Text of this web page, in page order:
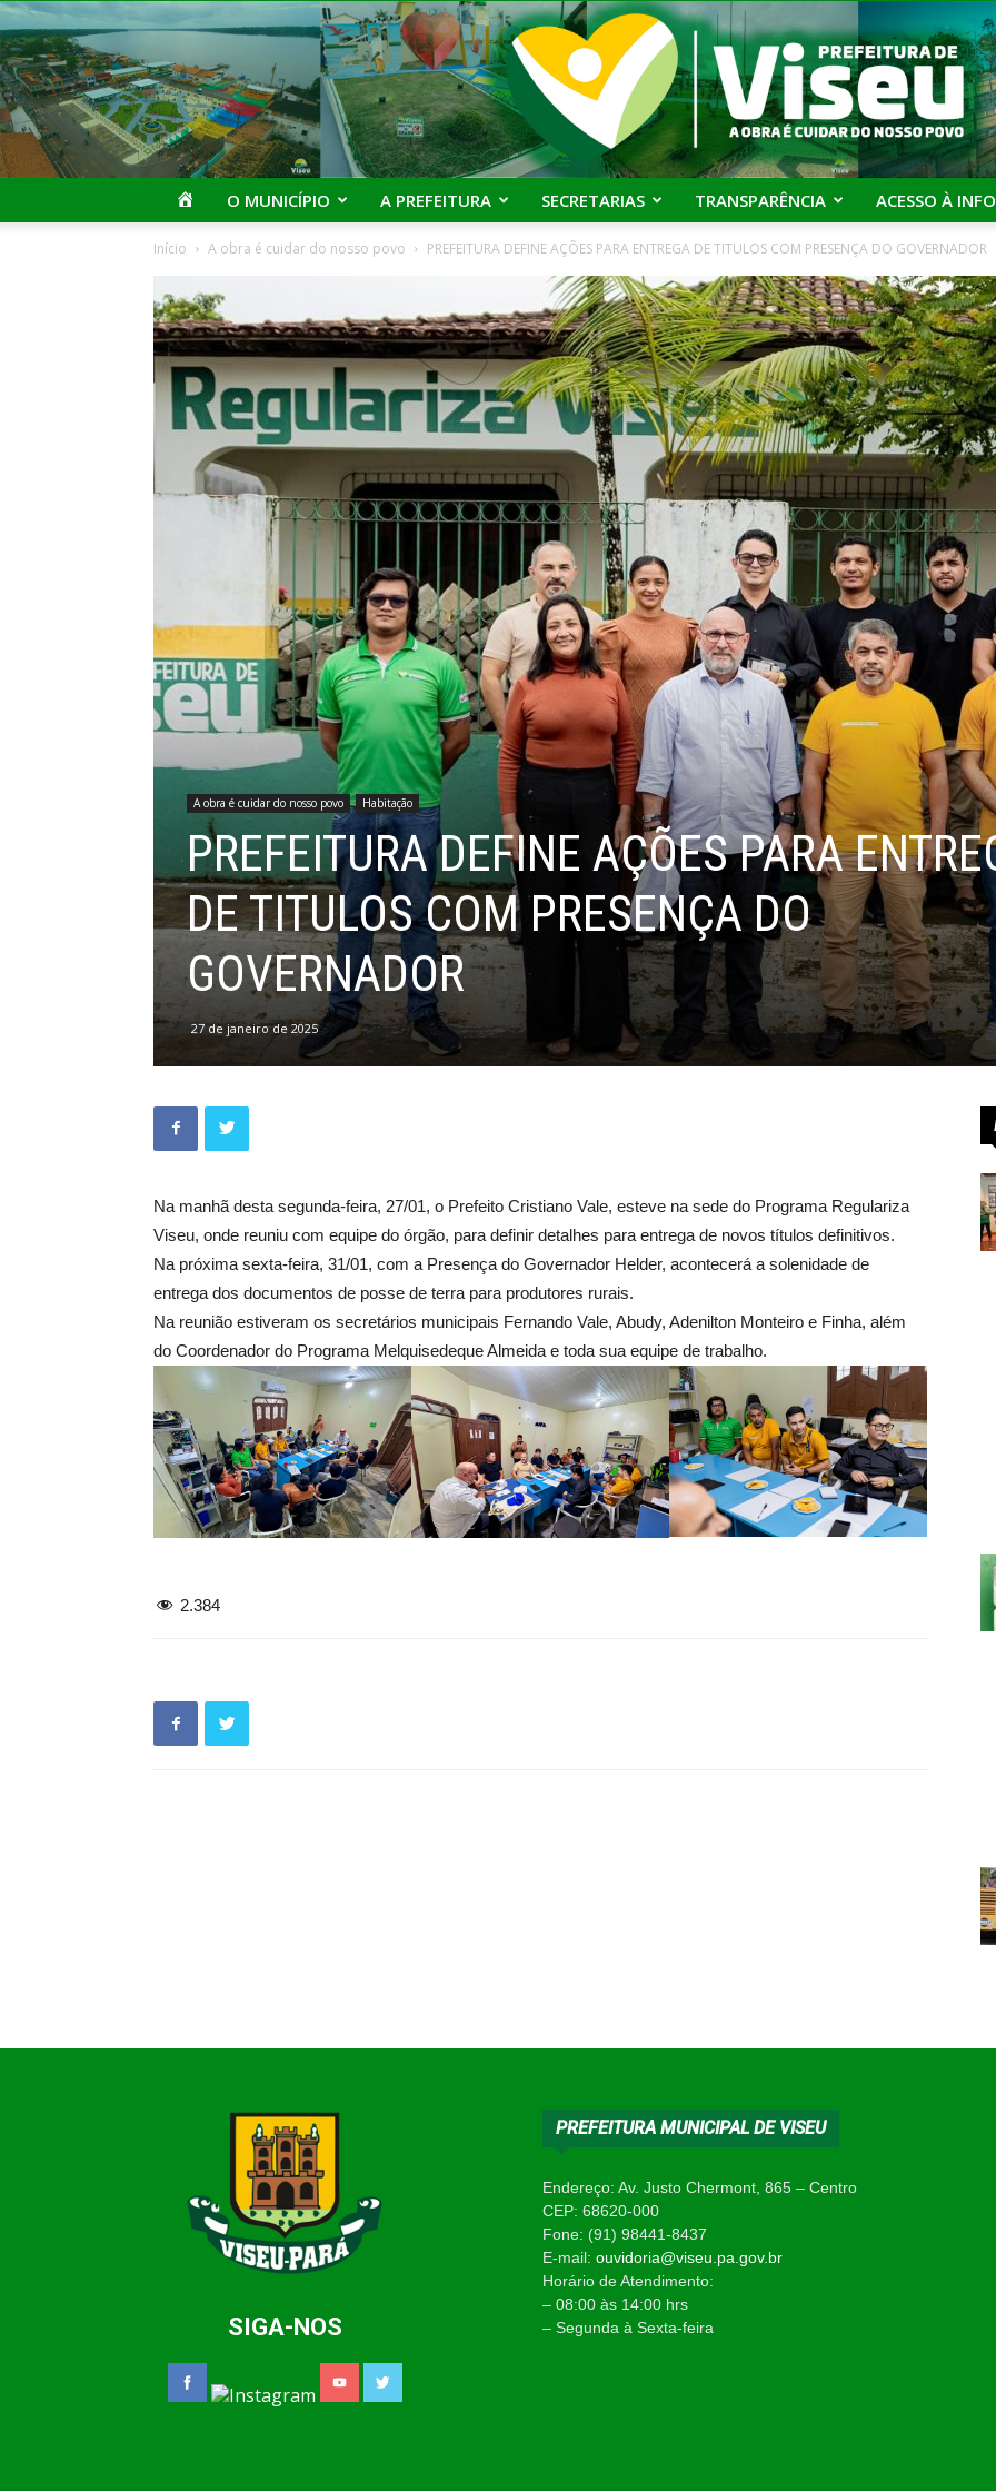
Prefeitura
de
Viseu
O MUNICÍPIO A PREFEITURA SECRETARIAS TRANSPARÊNCIA ACESSO À
Início A obra é cuidar do nosso povo PREFEITURA DEFINE AÇÕES PARA ENTREGA DE TITULOS COM PRESENÇA DO GOVERNADOR
A obra é cuidar do nosso povo Habitação
PREFEITURA DEFINE AÇÕES PARA
DE TITULOS COM PRESENÇA DO
GOVERNADOR
27 de janeiro de 2025
Na manhã desta segunda-feira, 27/01, o Prefeito Cristiano Vale, esteve na sede do Programa Regulariza
Viseu, onde reuniu com equipe do órgão, para definir detalhes para entrega de novos títulos definitivos.
Na próxima sexta-feira, 31/01, com a Presença do Governador Helder, acontecerá a solenidade de
entrega dos documentos de posse de terra para produtores rurais.
Na reunião estiveram os secretários municipais Fernando Vale, Abudy, Adenilton Monteiro e Finha, além
do Coordenador do Programa Melquisedeque Almeida e toda sua equipe de trabalho.
2.384
SIGA-NOS
PREFEITURA MUNICIPAL DE VISEU
Endereço: Av. Justo Chermont, 865 – Centro
CEP: 68620-000
Fone: (91) 98441-8437
E-mail: ouvidoria@viseu.pa.gov.br
Horário de Atendimento:
– 08:00 às 14:00 hrs
– Segunda à Sexta-feira